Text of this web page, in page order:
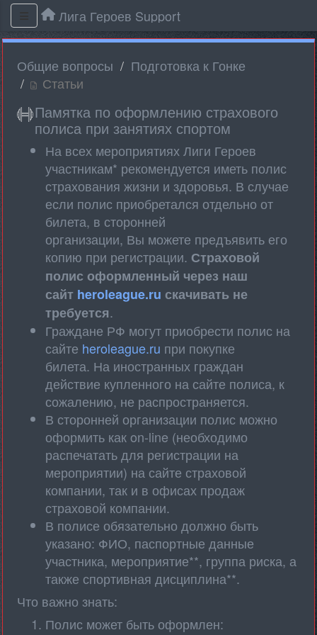
Лига Героев Support
Общие вопросы
Подготовка к Гонке
Статьи
Памятка по оформлению страхового
полиса при занятиях спортом
На всех мероприятиях Лиги Героев
участникам* рекомендуется иметь полис
страхования жизни и здоровья. В случае
если полис приобретался отдельно от
билета, в сторонней
организации, Вы можете предъявить его
копию при регистрации. Страховой
полис оформленный через наш
сайт heroleague.ru скачивать не
требуется.
Граждане РФ могут приобрести полис на
сайте heroleague.ru при покупке
билета. На иностранных граждан
действие купленного на сайте полиса, к
сожалению, не распространяется.
В сторонней организации полис можно
оформить как on-line (необходимо
распечатать для регистрации на
мероприятии) на сайте страховой
компании, так и в офисах продаж
страховой компании.
В полисе обязательно должно быть
указано: ФИО, паспортные данные
участника, мероприятие**, группа риска, а
также спортивная дисциплина**.
Что важно знать:
Полис может быть оформлен: